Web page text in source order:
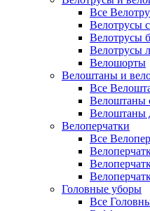
Все
Велотрусы
Велотрусы
Велотрусы
Велошорты
Велоштаны и
Все
Велоштаны
Велоштаны
Велоперчатки
Все
Головные уборы
Все